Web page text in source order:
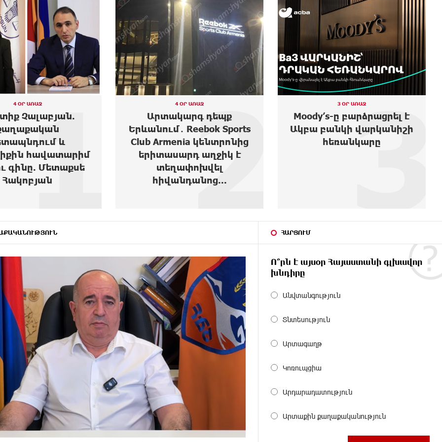
4 ՕՐ ԱՌԱՋ
դեպք
Reebok Sports
Armenia կենտրոնից
աղջիկ է
տեղափոխվել
հիվանդանոց...
2 3 ՕՐ ԱՌԱՋ
Moody’s-ը բարձրացրել է
Ակբա բանկի վարկանիշի
հեռանկարը
3 2 ՕՐ ԱՌԱՋ
Առաջին ելույթս Ազգային
ժողովում․ Մամիկոն
Ասլանյան
ՀԱՐՑՈՒՄ
Ո՞րն է այսօր Հայաստանի գլխավոր
խնդիրը
Անվտանգություն
Տնտեսություն
Արտագաղթ
Կոռուպցիա
Արդարադատություն
Արտաքին քաղաքականություն